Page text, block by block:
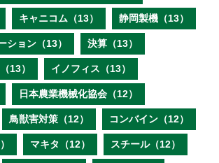
キャニコム（13） 静岡製機（13）
ション（13） 決算（13）
13） イノフィス（13）
日本農業機械化協会（12）
鳥獣害対策（12） コンバイン（12）
マキタ（12） スチール（12）